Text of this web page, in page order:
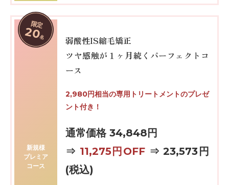
限定
20名
新規様
プレミア
コース
弱酸性IS縮毛矯正
ツヤ感触が１ヶ月続くパーフェクトコ
ース
2,980円相当の専用トリートメントのプレゼ
ント付き！
通常価格 34,848円
⇒ 11,275円OFF ⇒ 23,573円
(税込)